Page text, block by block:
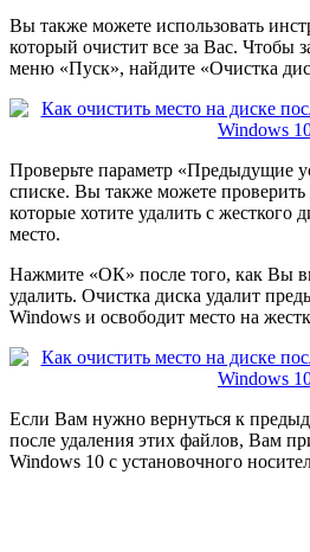
Вы также можете использовать
который очистит все за Вас. Чтобы
меню «Пуск», найдите «Очистка
Проверьте параметр «Предыдущие
списке. Вы также можете
которые хотите удалить с жесткого
место.
Нажмите «ОК» после того, как Вы
удалить. Очистка диска удалит
Windows и освободит место на
Если Вам нужно вернуться к
после удаления этих файлов, Вам
Windows 10 с установочного